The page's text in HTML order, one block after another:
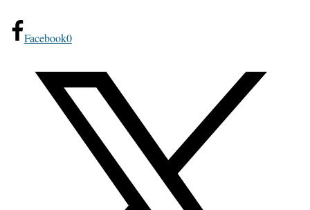
Facebook0